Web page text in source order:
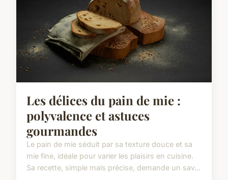
Les délices du pain de mie :
polyvalence et astuces
gourmandes
Le pain de mie séduit par sa texture douce et sa
mie fine, idéale pour varier les plaisirs en cuisine.
Sa recette, simple mais précise, demande un sav...